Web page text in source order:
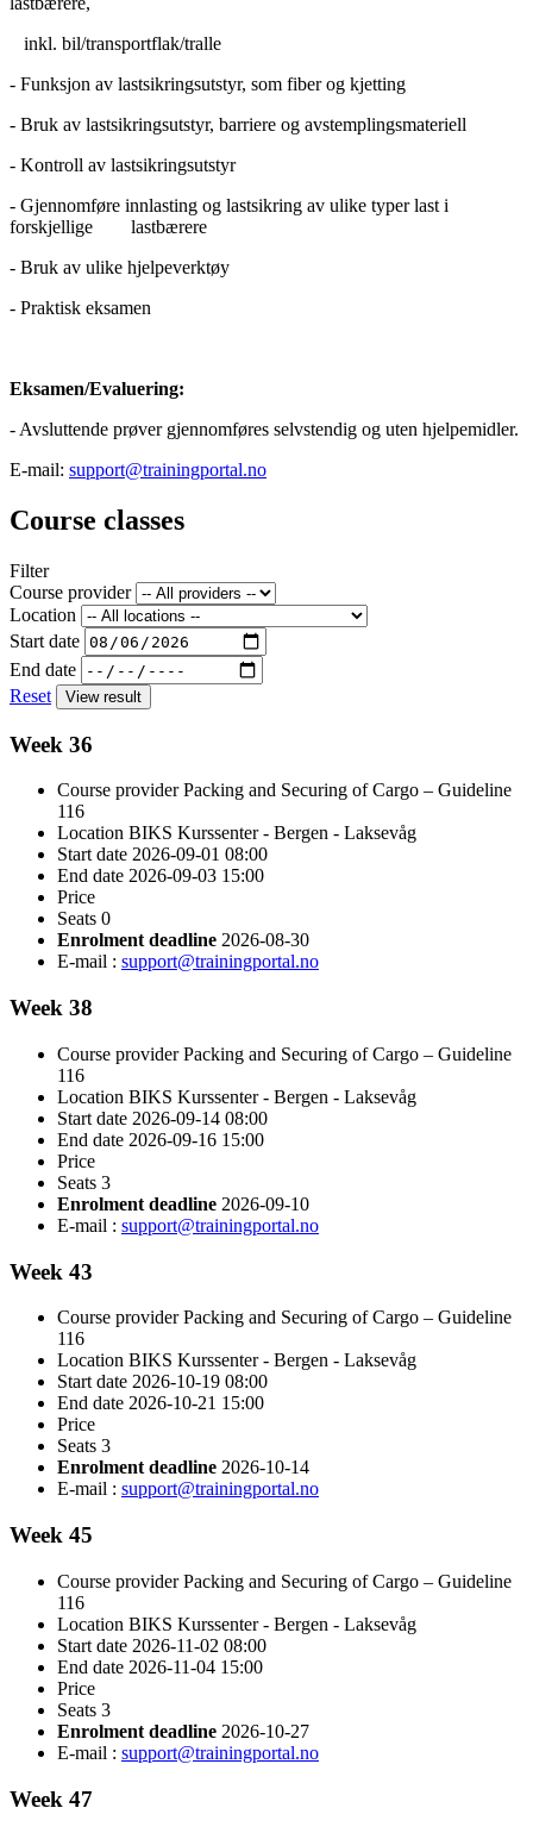
inkl. bil/transportflak/tralle
- Funksjon av lastsikringsutstyr, som fiber og kjetting
- Bruk av lastsikringsutstyr, barriere og avstemplingsmateriell
- Kontroll av lastsikringsutstyr
- Gjennomføre innlasting og lastsikring av ulike typer last i
forskjellige lastbærere
- Bruk av ulike hjelpeverktøy
- Praktisk eksamen
Eksamen/Evaluering:
- Avsluttende prøver gjennomføres selvstendig og uten hjelpemidler.
E-mail: support@trainingportal.no
Course classes
Filter
Course provider
Location
Start date
End date
Reset
View result
Week 36
Course providerPacking and Securing of Cargo – Guideline
116
Location BIKS Kurssenter - Bergen - Laksevåg
Start date 2026-09-01 08:00
End date 2026-09-03 15:00
Price
Seats 0
Enrolment deadline 2026-08-30
E-mail : support@trainingportal.no
Week 38
Course providerPacking and Securing of Cargo – Guideline
116
Location BIKS Kurssenter - Bergen - Laksevåg
Start date 2026-09-14 08:00
End date 2026-09-16 15:00
Price
Seats 3
Enrolment deadline 2026-09-10
E-mail : support@trainingportal.no
Week 43
Course providerPacking and Securing of Cargo – Guideline
116
Location BIKS Kurssenter - Bergen - Laksevåg
Start date 2026-10-19 08:00
End date 2026-10-21 15:00
Price
Seats 3
Enrolment deadline 2026-10-14
E-mail : support@trainingportal.no
Week 45
Course providerPacking and Securing of Cargo – Guideline
116
Location BIKS Kurssenter - Bergen - Laksevåg
Start date 2026-11-02 08:00
End date 2026-11-04 15:00
Price
Seats 3
Enrolment deadline 2026-10-27
E-mail : support@trainingportal.no
Week 47